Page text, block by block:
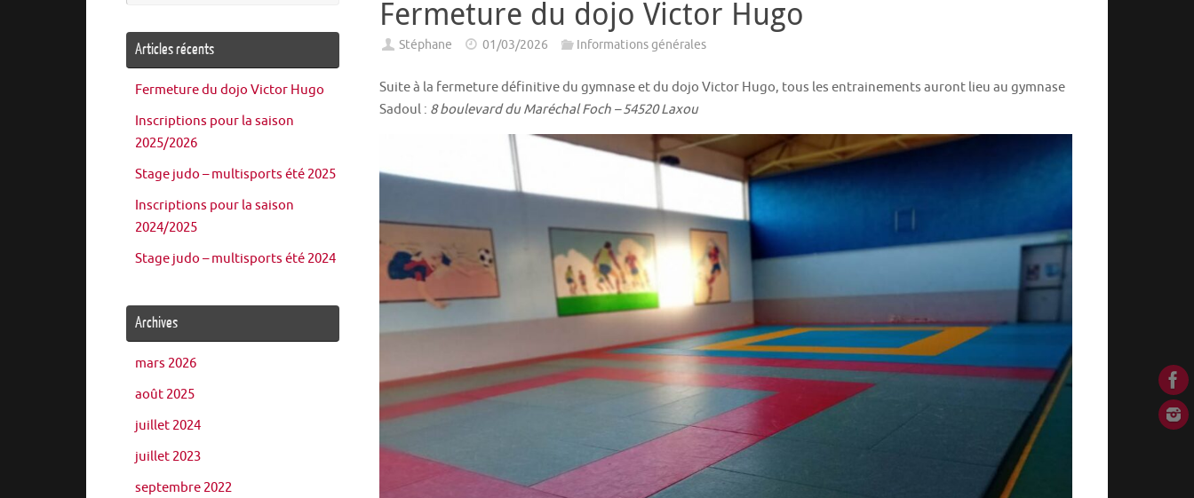
Fermeture du dojo Victor Hugo
Stéphane 01/03/2026 Informations générales
Suite à la fermeture définitive du gymnase et du dojo Victor Hugo, tous les entrainements auront lieu au gymnase
Sadoul : 8 boulevard du Maréchal Foch – 54520 Laxou
Articles récents
Fermeture du dojo Victor Hugo
Inscriptions pour la saison
2025/2026
Stage judo – multisports été 2025
Inscriptions pour la saison
2024/2025
Stage judo – multisports été 2024
Archives
mars 2026
août 2025
juillet 2024
juillet 2023
septembre 2022